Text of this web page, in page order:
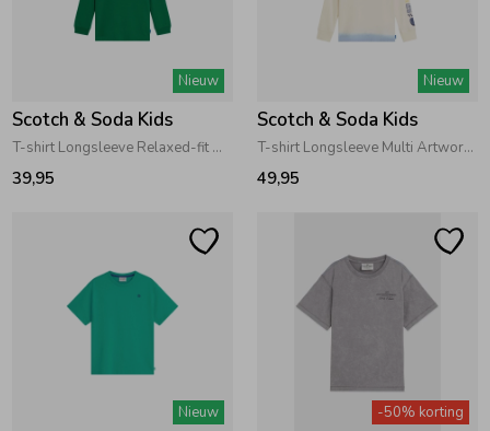
Zwemkleding
Vesten
Colberts & Gilets
Zwemkleding
Vesten
Cadeaubonnen
Kledingaccessoires
Verzorgingsproducten
Winterjassen
Zwemvesten & Zwembandjes
Winterjassen
Nieuw
Scotch & Soda Kids
T-shirt Longsleeve Relaxed-fit Green Jacket
39,95
Nieuw
Scotch & Soda Kids
T-shirt Longsleeve Multi Artwork Eggnog
49,95
Nieuw -50% korting